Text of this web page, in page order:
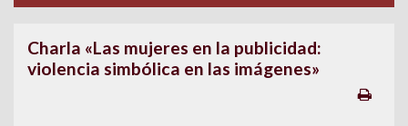
Charla «Las mujeres en la publicidad:
violencia simbólica en las imágenes»